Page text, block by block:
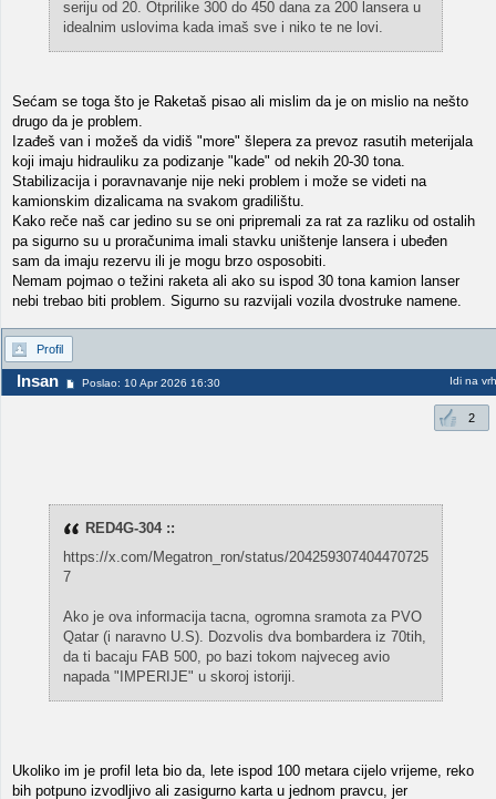
seriju od 20. Otprilike 300 do 450 dana za 200 lansera u
idealnim uslovima kada imaš sve i niko te ne lovi.
Sećam se toga što je Raketaš pisao ali mislim da je on mislio na nešto
drugo da je problem.
Izađeš van i možeš da vidiš "more" šlepera za prevoz rasutih meterijala
koji imaju hidrauliku za podizanje "kade" od nekih 20-30 tona.
Stabilizacija i poravnavanje nije neki problem i može se videti na
kamionskim dizalicama na svakom gradilištu.
Kako reče naš car jedino su se oni pripremali za rat za razliku od ostalih
pa sigurno su u proračunima imali stavku uništenje lansera i ubeđen
sam da imaju rezervu ili je mogu brzo osposobiti.
Nemam pojmao o težini raketa ali ako su ispod 30 tona kamion lanser
nebi trebao biti problem. Sigurno su razvijali vozila dvostruke namene.
Profil
Insan Poslao: 10 Apr 2026 16:30 Idi na vrh
2
RED4G-304 ::
https://x.com/Megatron_ron/status/204259307404470725
7
Ako je ova informacija tacna, ogromna sramota za PVO
Qatar (i naravno U.S). Dozvolis dva bombardera iz 70tih,
da ti bacaju FAB 500, po bazi tokom najveceg avio
napada "IMPERIJE" u skoroj istoriji.
Ukoliko im je profil leta bio da, lete ispod 100 metara cijelo vrijeme, reko
bih potpuno izvodljivo ali zasigurno karta u jednom pravcu, jer